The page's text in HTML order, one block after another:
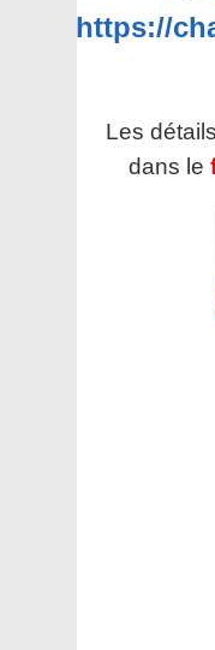
https://
Les
dans le